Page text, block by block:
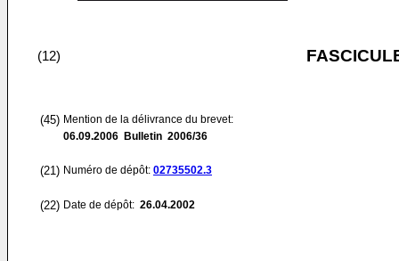
(12)
(45) Mention de la délivrance du brevet:
06.09.2006 Bulletin 2006/36
(21) Numéro de dépôt: 02735502.3
(22) Date de dépôt: 26.04.2002